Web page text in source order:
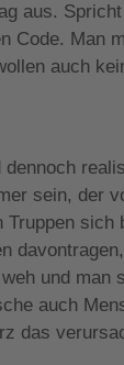
aus.
Code. Man
auch
sein, der
und man
auch
das